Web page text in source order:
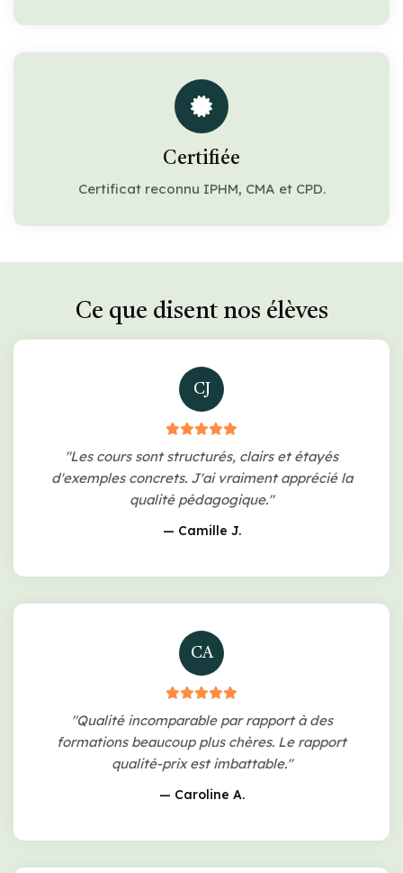
Certifiée
Certificat reconnu IPHM, CMA et CPD.
Ce que disent nos élèves
CJ
"Les cours sont structurés, clairs et étayés
d'exemples concrets. J'ai vraiment apprécié la
qualité pédagogique."
— Camille J.
CA
"Qualité incomparable par rapport à des
formations beaucoup plus chères. Le rapport
qualité-prix est imbattable."
— Caroline A.